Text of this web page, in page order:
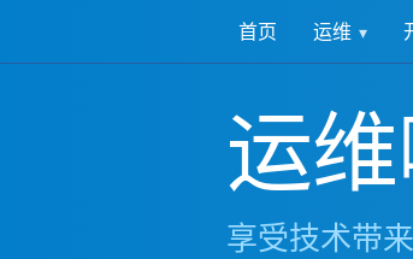
首页 运维
运
享受技术带